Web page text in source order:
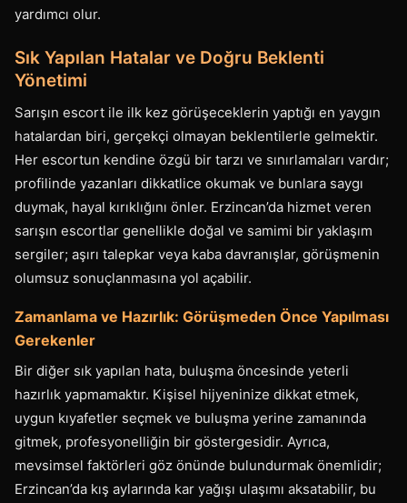
yardımcı olur.
Sık Yapılan Hatalar ve Doğru Beklenti
Yönetimi
Sarışın escort ile ilk kez görüşeceklerin yaptığı en yaygın
hatalardan biri, gerçekçi olmayan beklentilerle gelmektir.
Her escortun kendine özgü bir tarzı ve sınırlamaları vardır;
profilinde yazanları dikkatlice okumak ve bunlara saygı
duymak, hayal kırıklığını önler. Erzincan’da hizmet veren
sarışın escortlar genellikle doğal ve samimi bir yaklaşım
sergiler; aşırı talepkar veya kaba davranışlar, görüşmenin
olumsuz sonuçlanmasına yol açabilir.
Zamanlama ve Hazırlık: Görüşmeden Önce Yapılması
Gerekenler
Bir diğer sık yapılan hata, buluşma öncesinde yeterli
hazırlık yapmamaktır. Kişisel hijyeninize dikkat etmek,
uygun kıyafetler seçmek ve buluşma yerine zamanında
gitmek, profesyonelliğin bir göstergesidir. Ayrıca,
mevsimsel faktörleri göz önünde bulundurmak önemlidir;
Erzincan’da kış aylarında kar yağışı ulaşımı aksatabilir, bu